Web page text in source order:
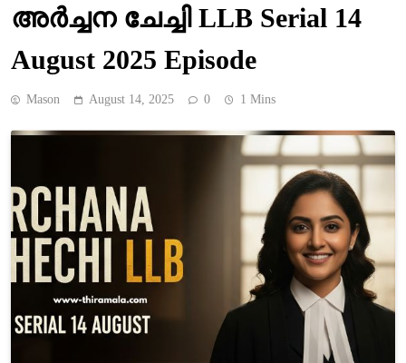
അർച്ചന ചേച്ചി LLB Serial 14
August 2025 Episode
Mason August 14, 2025 0 1 Mins